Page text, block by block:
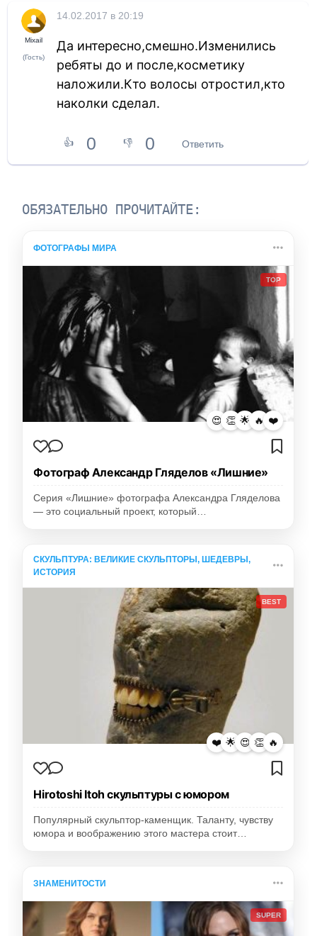
Mixail
(Гость)
14.02.2017 в 20:19
Да интересно,смешно.Изменились
ребяты до и после,косметику
наложили.Кто волосы отростил,кто
наколки сделал.
👍 0 👎 0 Ответить
ОБЯЗАТЕЛЬНО ПРОЧИТАЙТЕ:
ФОТОГРАФЫ МИРА
TOP
😍 👏 🌟 🔥 ❤️
Фотограф Александр Гляделов «Лишние»
Серия «Лишние» фотографа Александра Гляделова
— это социальный проект, который…
СКУЛЬПТУРА: ВЕЛИКИЕ СКУЛЬПТОРЫ, ШЕДЕВРЫ,
ИСТОРИЯ
BEST
❤️ 🌟 😍 👏 🔥
Hirotoshi Itoh скульптуры с юмором
Популярный скульптор-каменщик. Таланту, чувству
юмора и воображению этого мастера стоит…
ЗНАМЕНИТОСТИ
SUPER